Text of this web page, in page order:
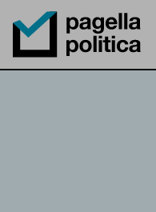
Pagella Politica Logo